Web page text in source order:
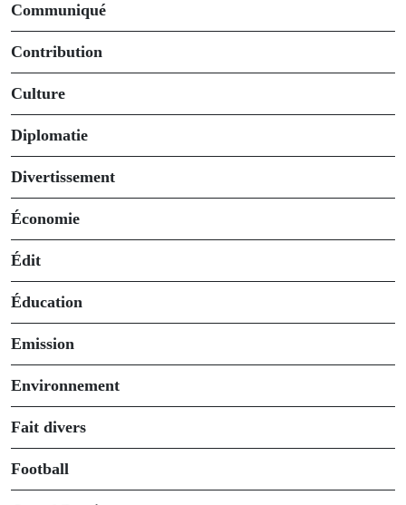
Communiqué
Contribution
Culture
Diplomatie
Divertissement
Économie
Édit
Éducation
Emission
Environnement
Fait divers
Football